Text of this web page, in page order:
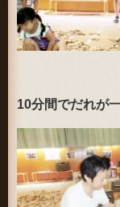
10分間でだれが